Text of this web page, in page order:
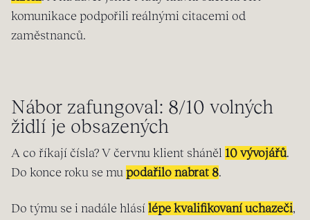
komunikace podpořili reálnými citacemi od
zaměstnanců.
Nábor zafungoval: 8/10 volných
židlí je obsazených
A co říkají čísla? V červnu klient sháněl 10 vývojářů.
Do konce roku se mu podařilo nabrat 8.
Do týmu se i nadále hlásí lépe kvalifikovaní uchazeči,